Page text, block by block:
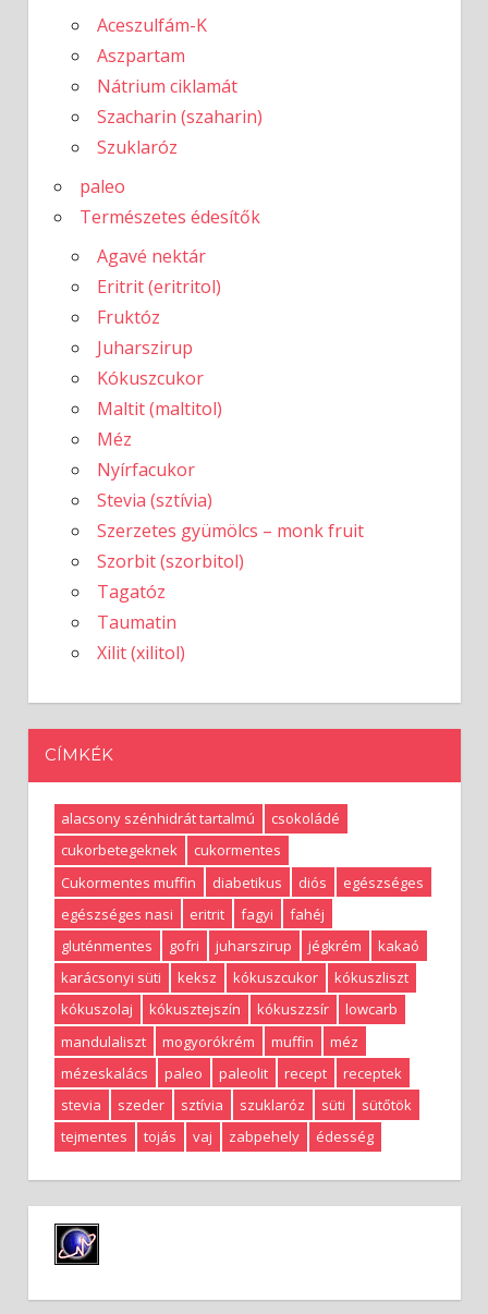
Aceszulfám-K
Aszpartam
Nátrium ciklamát
Szacharin (szaharin)
Szuklaróz
paleo
Természetes édesítők
Agavé nektár
Eritrit (eritritol)
Fruktóz
Juharszirup
Kókuszcukor
Maltit (maltitol)
Méz
Nyírfacukor
Stevia (sztívia)
Szerzetes gyümölcs – monk fruit
Szorbit (szorbitol)
Tagatóz
Taumatin
Xilit (xilitol)
CÍMKÉK
alacsony szénhidrát tartalmú
csokoládé
cukorbetegeknek
cukormentes
Cukormentes muffin
diabetikus diós
egészséges
egészséges nasi
eritrit fagyi
fahéj
gluténmentes
gofri juharszirup jégkrém
kakaó
karácsonyi süti
keksz kókuszcukor
kókuszliszt
kókuszolaj
kókusztejszín kókuszzsír
lowcarb
mandulaliszt
mogyorókrém muffin
méz
mézeskalács
paleo paleolit recept
receptek
stevia
szeder sztívia szuklaróz süti
sütőtök
tejmentes
tojás vaj zabpehely édesség